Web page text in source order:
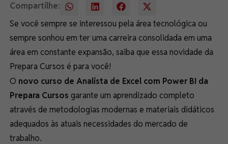
Compartilhe:
Se você sempre se interessou pela área tecnológica ou
sempre sonhou em ter uma carreira consolidada em uma
área em constante expansão, saiba que essa novidade da
Prepara Cursos é para você!
O novo curso de Analista de Excel com Power BI da
Prepara Cursos garante um aprendizado completo
através de metodologias modernas e materiais didáticos
adequados às atuais necessidades do mercado de
trabalho.